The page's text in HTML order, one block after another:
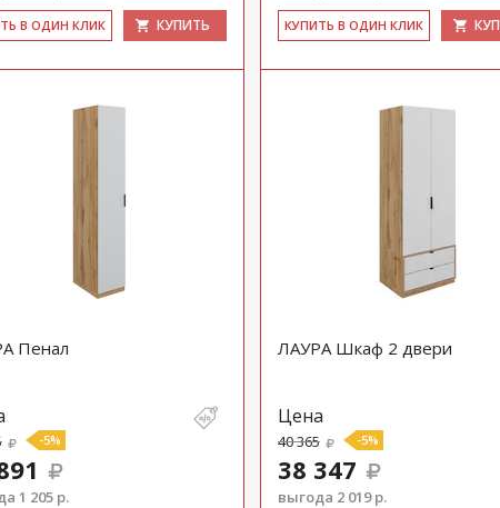
В ОДИН КЛИК КУПИТЬ КУ­ПИТЬ В ОДИН КЛИК
Пенал
-5%
1 205 р.
ЛАУРА Шкаф 2 двери
Цена
40 365 -5%
38 347
выгода 2 019 р.